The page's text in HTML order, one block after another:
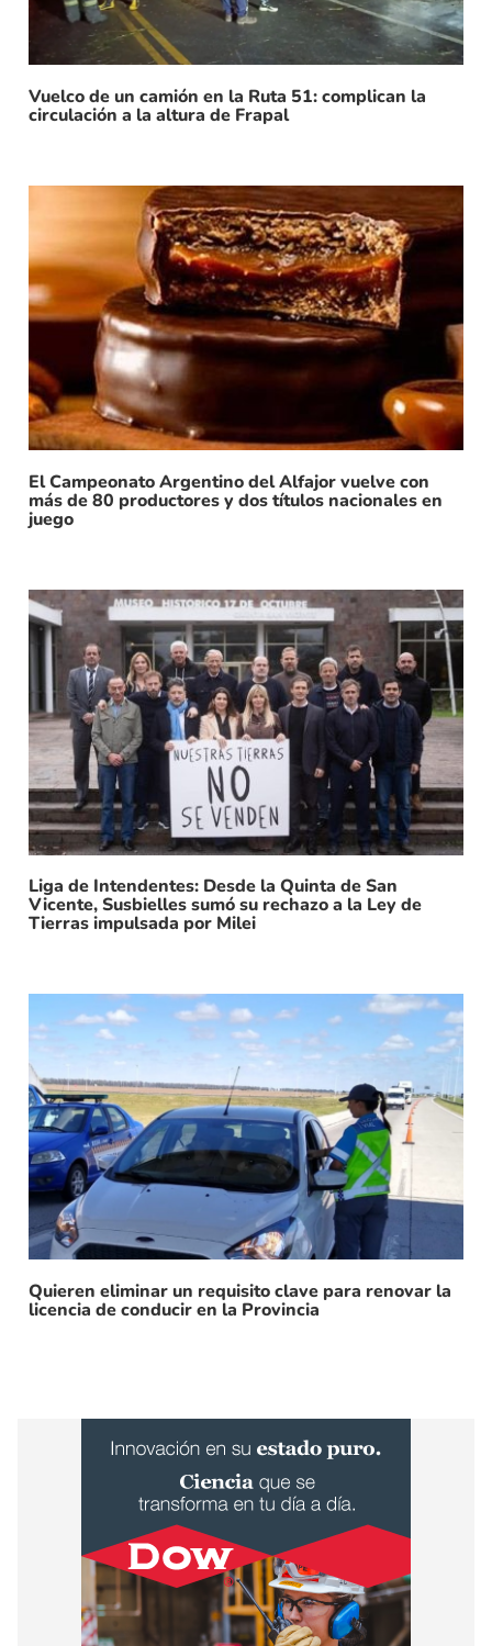
Vuelco de un camión en la Ruta 51: complican la
circulación a la altura de Frapal
El Campeonato Argentino del Alfajor vuelve con
más de 80 productores y dos títulos nacionales en
juego
Liga de Intendentes: Desde la Quinta de San
Vicente, Susbielles sumó su rechazo a la Ley de
Tierras impulsada por Milei
Quieren eliminar un requisito clave para renovar la
licencia de conducir en la Provincia